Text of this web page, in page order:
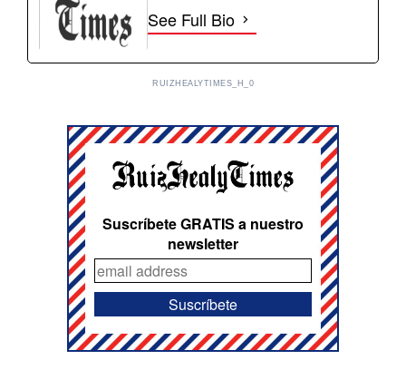
See Full Bio
RUIZHEALYTIMES_H_0
Suscríbete GRATIS a nuestro
newsletter